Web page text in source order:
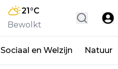
21°C
Bewolkt
Sociaal en Welzijn Natuur